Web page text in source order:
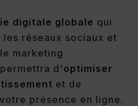
digitale globale qui
réseaux sociaux et
marketing
d'optimiser
et de
présence en ligne.